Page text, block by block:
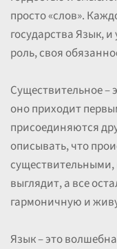
просто «слов».
государства Язык,
роль, своя
Существительное –
оно приходит
присоединяются
описывать, что
существительными,
выглядит, а все
гармоничную и
Язык – это